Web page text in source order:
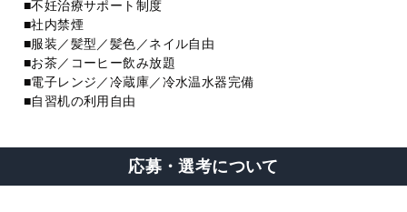
■不妊治療サポート制度
■社内禁煙
■服装／髪型／髪色／ネイル自由
■お茶／コーヒー飲み放題
■電子レンジ／冷蔵庫／冷水温水器完備
■自習机の利用自由
応募・選考について